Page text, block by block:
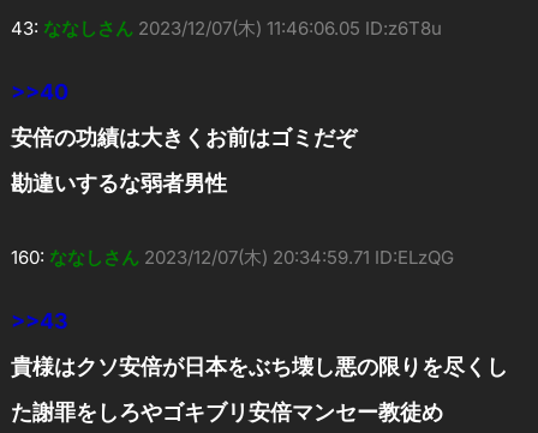
43: ななしさん 2023/12/07(木) 11:46:06.05 ID:z6T8u
>>40
安倍の功績は大きくお前はゴミだぞ
勘違いするな弱者男性
160: ななしさん 2023/12/07(木) 20:34:59.71 ID:ELzQG
>>43
貴様はクソ安倍が日本をぶち壊し悪の限りを尽くし
た謝罪をしろやゴキブリ安倍マンセー教徒め